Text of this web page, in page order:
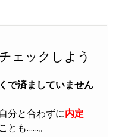
ェックしよう
で済ましていません
分と合わずに内定
とも……。